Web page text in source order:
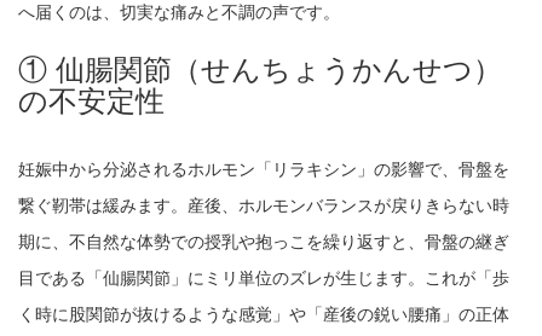
へ届くのは、切実な痛みと不調の声です。
① 仙腸関節（せんちょうかんせつ）
の不安定性
妊娠中から分泌されるホルモン「リラキシン」の影響で、骨盤を
繋ぐ靭帯は緩みます。産後、ホルモンバランスが戻りきらない時
期に、不自然な体勢での授乳や抱っこを繰り返すと、骨盤の継ぎ
目である「仙腸関節」にミリ単位のズレが生じます。これが「歩
く時に股関節が抜けるような感覚」や「産後の鋭い腰痛」の正体